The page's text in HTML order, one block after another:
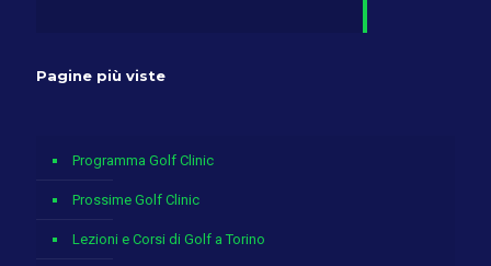
Pagine più viste
Programma Golf Clinic
Prossime Golf Clinic
Lezioni e Corsi di Golf a Torino